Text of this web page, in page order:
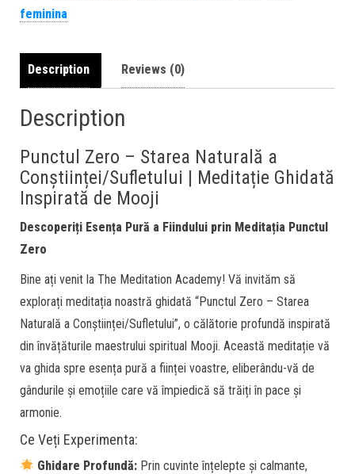
feminina
Description Reviews (0)
Description
Punctul Zero – Starea Naturală a
Conștiinței/Sufletului | Meditație Ghidată
Inspirată de Mooji
Descoperiți Esența Pură a Fiindului prin Meditația Punctul
Zero
Bine ați venit la The Meditation Academy! Vă invităm să
explorați meditația noastră ghidată “Punctul Zero – Starea
Naturală a Conștiinței/Sufletului”, o călătorie profundă inspirată
din învățăturile maestrului spiritual Mooji. Această meditație vă
va ghida spre esența pură a ființei voastre, eliberându-vă de
gândurile și emoțiile care vă împiedică să trăiți în pace și
armonie.
Ce Veți Experimenta:
Ghidare Profundă: Prin cuvinte înțelepte și calmante,